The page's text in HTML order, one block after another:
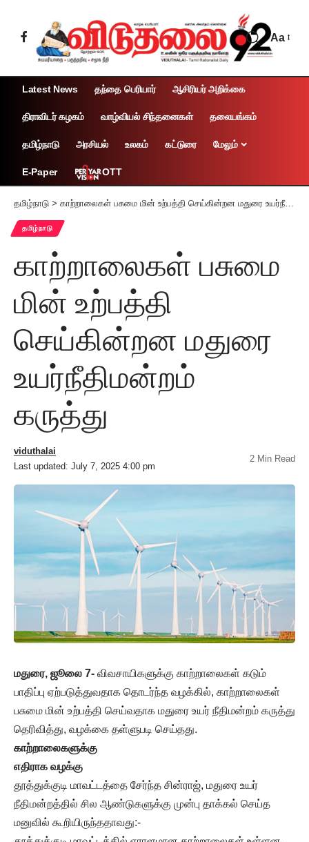
Aa
Latest News தந்தை பெரியார் ஆசிரியர் அறிக்கை
திராவிடர் கழகம் வாழ்வியல் சிந்தனைகள் தலையங்கம்
தமிழ்நாடு அரசியல் உலகம் கட்டுரை மேலும்
E-Paper OTT
தமிழ்நாடு > காற்றாலைகள் பசுமை மின் உற்பத்தி செய்கின்றன மதுரை உயர்நீதிமன்றம் கருத்து
தமிழ்நாடு
காற்றாலைகள் பசுமை
மின் உற்பத்தி
செய்கின்றன மதுரை
உயர்நீதிமன்றம்
கருத்து
Last updated: July 7, 2025 4:00 pm
viduthalai
2 Min Read
மதுரை, ஜூலை 7- விவசாயிகளுக்கு காற்றாலைகள் கடும்
பாதிப்பு ஏற்படுத்துவதாக தொடர்ந்த வழக்கில், காற்றாலைகள்
பசுமை மின் உற்பத்தி செய்வதாக மதுரை உயர் நீதிமன்றம் கருத்து
தெரிவித்து, வழக்கை தள்ளுபடி செய்தது.
காற்றாலைகளுக்கு
எதிராக வழக்கு
தூத்துக்குடி மாவட்டத்தை சேர்ந்த சின்ராஜ், மதுரை உயர்
நீதிமன்றத்தில் சில ஆண்டுகளுக்கு முன்பு தாக்கல் செய்த
மனுவில் கூறியிருந்ததாவது:-